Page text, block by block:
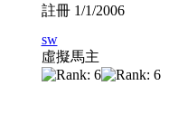
註冊 1/1/2006
sw
虛擬馬主